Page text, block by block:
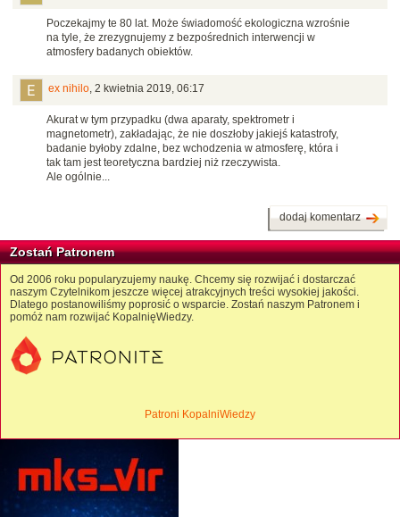
Poczekajmy te 80 lat. Może świadomość ekologiczna wzrośnie
na tyle, że zrezygnujemy z bezpośrednich interwencji w
atmosfery badanych obiektów.
ex nihilo, 2 kwietnia 2019, 06:17
Akurat w tym przypadku (dwa aparaty, spektrometr i
magnetometr), zakładając, że nie doszłoby jakiejś katastrofy,
badanie byłoby zdalne, bez wchodzenia w atmosferę, która i
tak tam jest teoretyczna bardziej niż rzeczywista.
Ale ogólnie...
dodaj komentarz
Zostań Patronem
Od 2006 roku popularyzujemy naukę. Chcemy się rozwijać i dostarczać
naszym Czytelnikom jeszcze więcej atrakcyjnych treści wysokiej jakości.
Dlatego postanowiliśmy poprosić o wsparcie. Zostań naszym Patronem i
pomóż nam rozwijać KopalnięWiedzy.
Patroni KopalniWiedzy